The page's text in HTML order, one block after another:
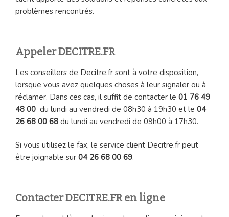
problèmes rencontrés.
Appeler DECITRE.FR
Les conseillers de Decitre.fr sont à votre disposition,
lorsque vous avez quelques choses à leur signaler ou à
réclamer. Dans ces cas, il suffit de contacter le 01 76 49
48 00 du lundi au vendredi de 08h30 à 19h30 et le 04
26 68 00 68 du lundi au vendredi de 09h00 à 17h30.
Si vous utilisez le fax, le service client Decitre.fr peut
être joignable sur 04 26 68 00 69.
Contacter DECITRE.FR en ligne